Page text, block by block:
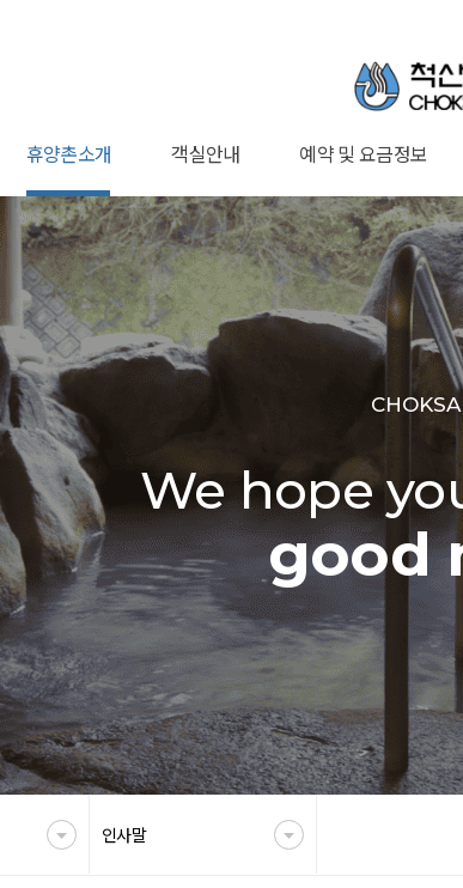
휴양촌소개
인사말
연혁
사회공헌
객실안내
더블침실
트윈침실
온돌실
황토 온돌실
온돌 가족실
트윈 가족실
특실
예약 및 요금정보
요금안내
예약하기
예약확인
We hope
good
인사말